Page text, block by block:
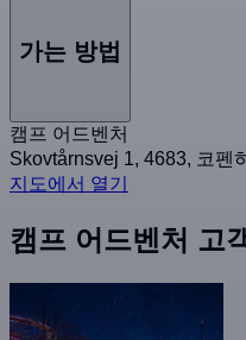
가는 방법
캠프 어드벤처
Skovtårnsvej 1, 4683, 코펜
지도에서 열기
캠프 어드벤처 고